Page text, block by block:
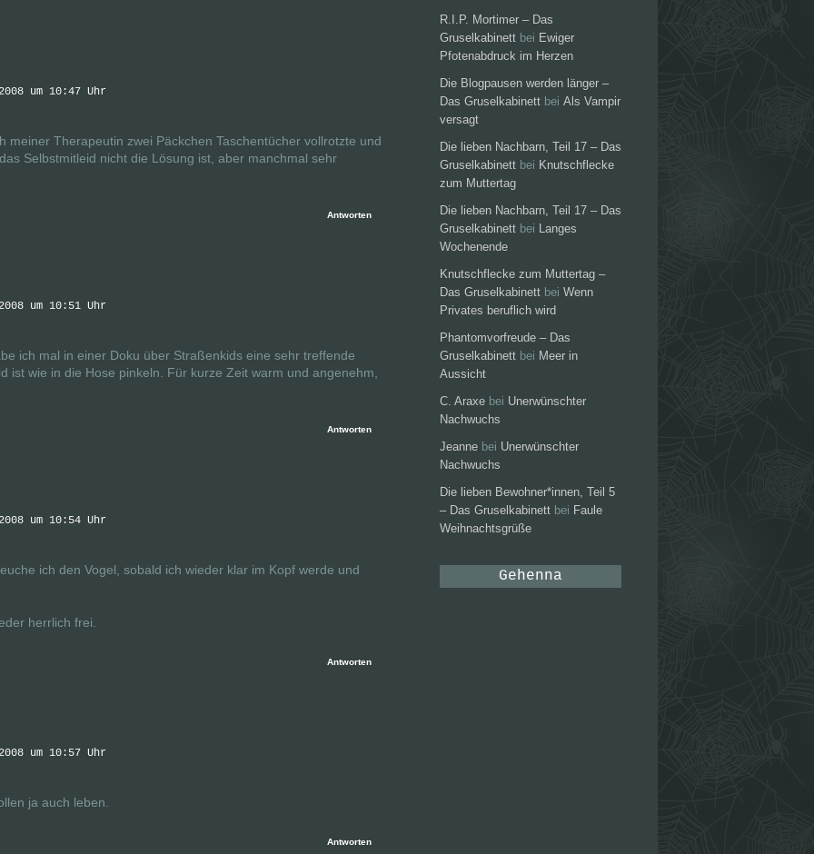
um 10:47 Uhr
meiner Therapeutin zwei Päckchen Taschentücher vollrotzte und
Selbstmitleid nicht die Lösung ist, aber manchmal sehr
Antworten
um 10:51 Uhr
ich mal in einer Doku über Straßenkids eine sehr treffende
ist wie in die Hose pinkeln. Für kurze Zeit warm und angenehm,
Antworten
um 10:54 Uhr
ich den Vogel, sobald ich wieder klar im Kopf werde und
herrlich frei.
Antworten
um 10:57 Uhr
ja auch leben.
Antworten
R.I.P. Mortimer – Das
Gruselkabinett bei Ewiger
Pfotenabdruck im Herzen
Die Blogpausen werden länger –
Das Gruselkabinett bei Als Vampir
versagt
Die lieben Nachbarn, Teil 17 – Das
Gruselkabinett bei Knutschflecke
zum Muttertag
Die lieben Nachbarn, Teil 17 – Das
Gruselkabinett bei Langes
Wochenende
Knutschflecke zum Muttertag –
Das Gruselkabinett bei Wenn
Privates beruflich wird
Phantomvorfreude – Das
Gruselkabinett bei Meer in
Aussicht
C. Araxe bei Unerwünschter
Nachwuchs
Jeanne bei Unerwünschter
Nachwuchs
Die lieben Bewohner*innen, Teil 5
– Das Gruselkabinett bei Faule
Weihnachtsgrüße
Gehenna